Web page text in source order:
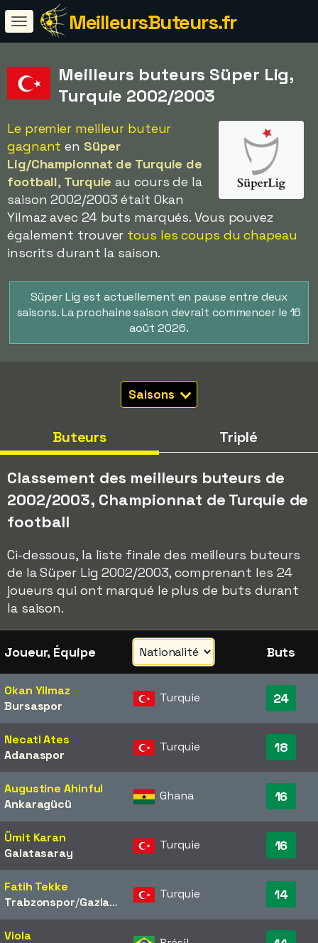
MeilleursButeurs.fr
Meilleurs buteurs Süper Lig,
Turquie 2002/2003
Le premier meilleur buteur
gagnant en Süper
Lig/Championnat de Turquie de
football, Turquie au cours de la
saison 2002/2003 était Okan
Yilmaz avec 24 buts marqués. Vous pouvez
également trouver tous les coups du chapeau
inscrits durant la saison.
Süper Lig est actuellement en pause entre deux
saisons. La prochaine saison devrait commencer le 16
août 2026.
Saisons
Buteurs Triplé
Classement des meilleurs buteurs de
2002/2003, Championnat de Turquie de
football
Ci-dessous, la liste finale des meilleurs buteurs
de la Süper Lig 2002/2003, comprenant les 24
joueurs qui ont marqué le plus de buts durant
la saison.
Joueur, Équipe Buts
Okan Yilmaz
Bursaspor
Turquie 24
Necati Ates
Adanaspor
Turquie 18
Augustine Ahinful
Ankaragücü
Ghana 16
Ümit Karan
Galatasaray
Turquie 16
Fatih Tekke
Trabzonspor/​Gaziantepspor
Turquie 14
Viola